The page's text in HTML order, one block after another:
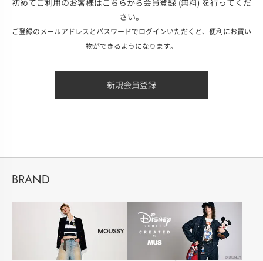
初めてご利用のお客様はこちらから会員登録 (無料) を行ってくだ
さい。
ご登録のメールアドレスとパスワードでログインいただくと、便利にお買い
物ができるようになります。
BRAND